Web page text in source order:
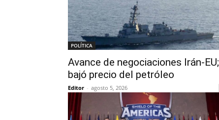
POLÍTICA
Avance de negociaciones Irán-EU;
bajó precio del petróleo
Editor - agosto 5, 2026